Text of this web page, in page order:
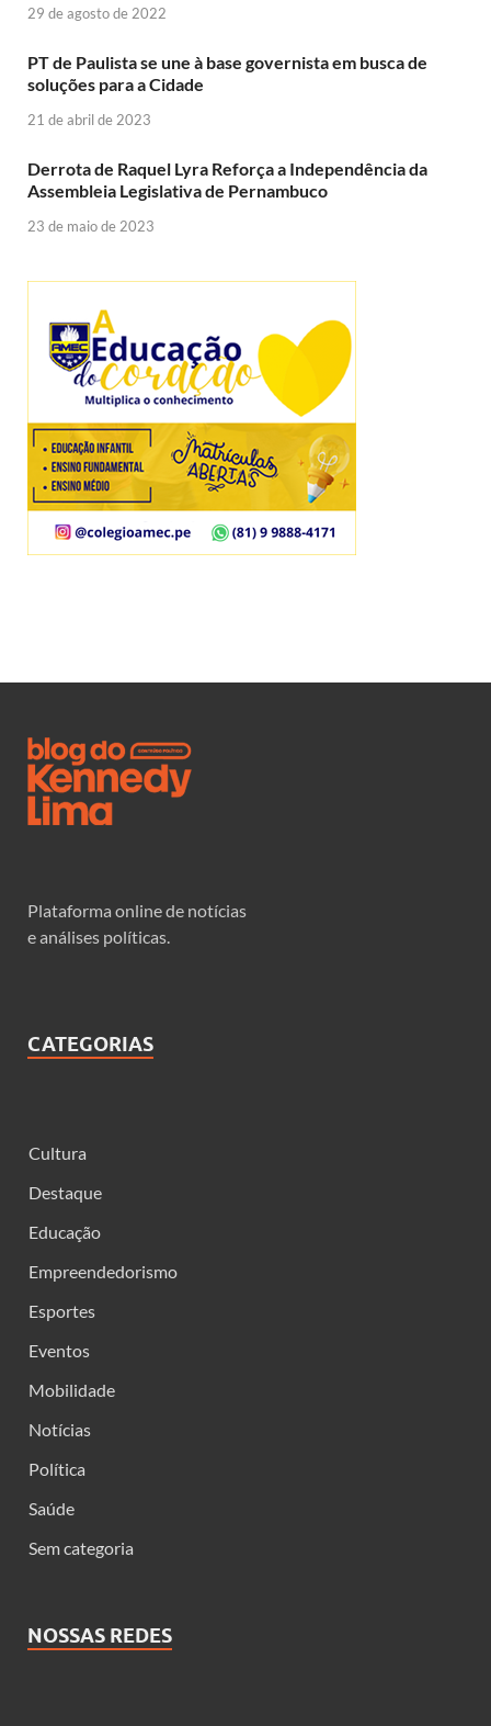
29 de agosto de 2022
PT de Paulista se une à base governista em busca de
soluções para a Cidade
21 de abril de 2023
Derrota de Raquel Lyra Reforça a Independência da
Assembleia Legislativa de Pernambuco
23 de maio de 2023
Plataforma online de notícias
e análises políticas.
CATEGORIAS
Cultura
Destaque
Educação
Empreendedorismo
Esportes
Eventos
Mobilidade
Notícias
Política
Saúde
Sem categoria
NOSSAS REDES